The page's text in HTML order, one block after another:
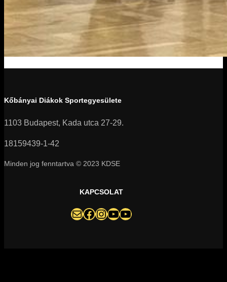
Kőbányai Diákok Sportegyesülete
1103 Budapest, Kada utca 27-29.
18159439-1-42
Minden jog fenntartva © 2023 KDSE
KAPCSOLAT
darazsak@darazsak.hu @kobanyaidarazsak @darazsak Kőbányai Darazsak csatorna Darazsak Online Basketball csatorna